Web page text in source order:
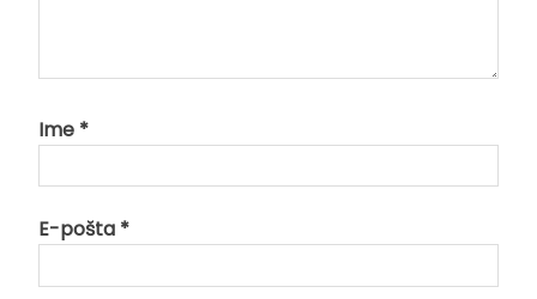
Ime *
E-pošta *